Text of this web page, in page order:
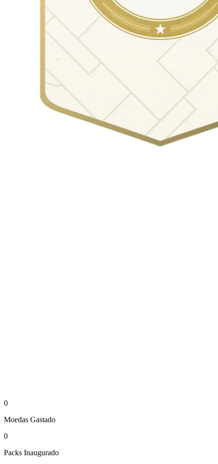
0
Moedas Gastado
0
Packs Inaugurado